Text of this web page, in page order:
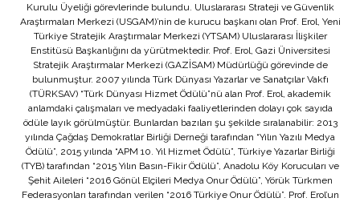
Kurulu Üyeliği görevlerinde bulundu. Uluslararası Strateji ve Güvenlik
Araştırmaları Merkezi (USGAM)’nin de kurucu başkanı olan Prof. Erol, Yeni
Türkiye Stratejik Araştırmalar Merkezi (YTSAM) Uluslararası İlişkiler
Enstitüsü Başkanlığını da yürütmektedir. Prof. Erol, Gazi Üniversitesi
Stratejik Araştırmalar Merkezi (GAZİSAM) Müdürlüğü görevinde de
bulunmuştur. 2007 yılında Türk Dünyası Yazarlar ve Sanatçılar Vakfı
(TÜRKSAV) “Türk Dünyası Hizmet Ödülü”nü alan Prof. Erol, akademik
anlamdaki çalışmaları ve medyadaki faaliyetlerinden dolayı çok sayıda
ödüle layık görülmüştür. Bunlardan bazıları şu şekilde sıralanabilir: 2013
yılında Çağdaş Demokratlar Birliği Derneği tarafından “Yılın Yazılı Medya
Ödülü”, 2015 yılında “APM 10. Yıl Hizmet Ödülü”, Türkiye Yazarlar Birliği
(TYB) tarafından “2015 Yılın Basın-Fikir Ödülü”, Anadolu Köy Korucuları ve
Şehit Aileleri “2016 Gönül Elçileri Medya Onur Ödülü”, Yörük Türkmen
Federasyonları tarafından verilen “2016 Türkiye Onur Ödülü”. Prof. Erol’un